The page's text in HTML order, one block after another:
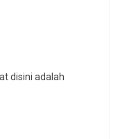
disini adalah